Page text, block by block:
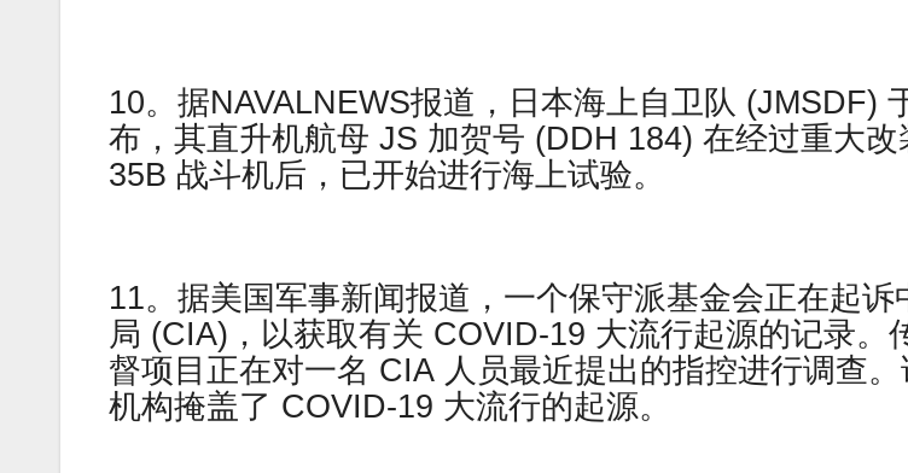
10。据NAVALNEWS报道，日本海上自卫队 (JMSDF)
布，其直升机航母 JS 加贺号 (DDH 184) 在经过重大改
35B 战斗机后，已开始进行海上试验。
11。据美国军事新闻报道，一个保守派基金会正在起诉
局 (CIA)，以获取有关 COVID-19 大流行起源的记录。
督项目正在对一名 CIA 人员最近提出的指控进行调查
机构掩盖了 COVID-19 大流行的起源。